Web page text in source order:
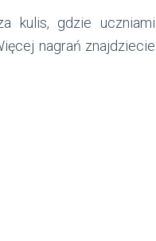
kulis, gdzie uczniami
nagrań znajdziecie